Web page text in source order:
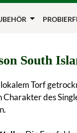
South
Torf
Charakter des